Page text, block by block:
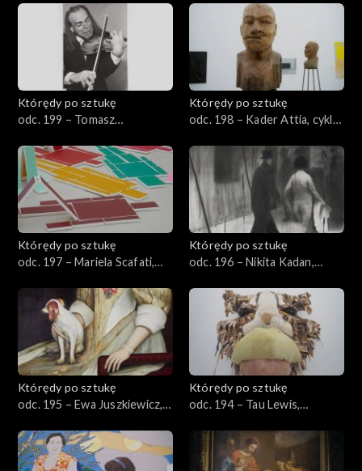
Którędy po sztukę
odc. 199 – Tomasz
Którędy po sztukę
odc. 198 – Kader Attia, cykl
poprawiona”
Którędy po sztukę
odc. 197 – Mariela Scafati,
Którędy po sztukę
odc. 196 – Nikita Kadan,
Którędy po sztukę
odc. 195 – Ewa Juszkiewicz,
van den Templem)”
Którędy po sztukę
odc. 194 – Tau Lewis,